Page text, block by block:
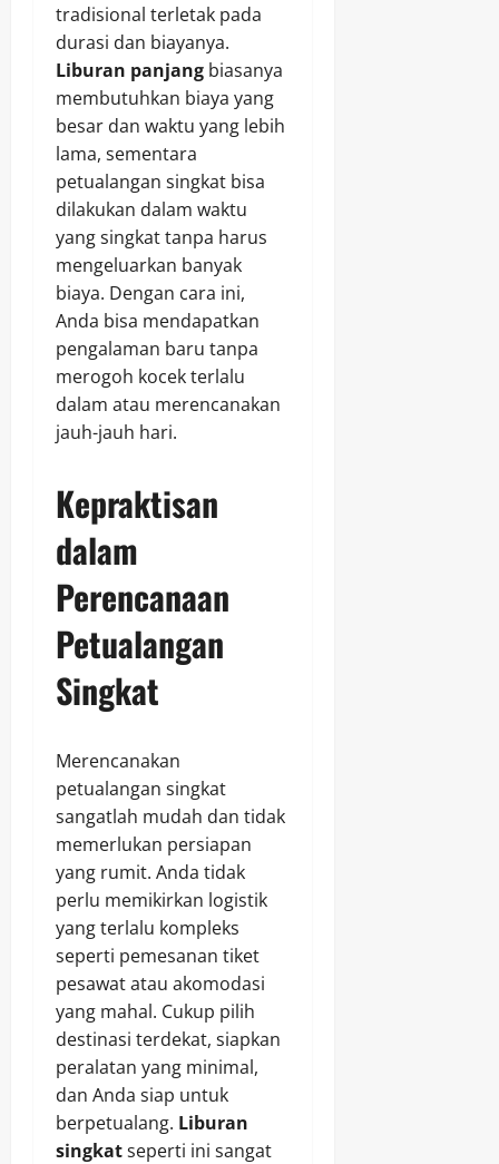
tradisional terletak pada
durasi dan biayanya.
Liburan panjang biasanya
membutuhkan biaya yang
besar dan waktu yang lebih
lama, sementara
petualangan singkat bisa
dilakukan dalam waktu
yang singkat tanpa harus
mengeluarkan banyak
biaya. Dengan cara ini,
Anda bisa mendapatkan
pengalaman baru tanpa
merogoh kocek terlalu
dalam atau merencanakan
jauh-jauh hari.
Kepraktisan
dalam
Perencanaan
Petualangan
Singkat
Merencanakan
petualangan singkat
sangatlah mudah dan tidak
memerlukan persiapan
yang rumit. Anda tidak
perlu memikirkan logistik
yang terlalu kompleks
seperti pemesanan tiket
pesawat atau akomodasi
yang mahal. Cukup pilih
destinasi terdekat, siapkan
peralatan yang minimal,
dan Anda siap untuk
berpetualang. Liburan
singkatseperti ini sangat